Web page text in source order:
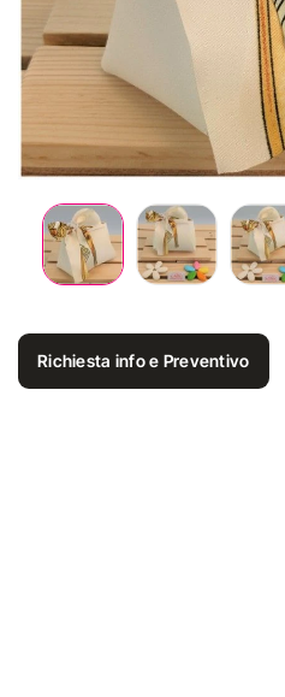
Richiesta info e Preventivo